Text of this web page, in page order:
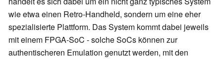
wie etwa einen Retro-Handheld, sondern um eine eher
spezialisierte Plattform. Das System kommt dabei jeweils
mit einem FPGA-SoC - solche SoCs können zur
authentischeren Emulation genutzt werden, mit den